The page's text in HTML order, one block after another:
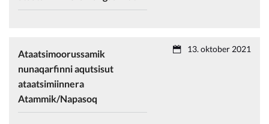
Ataatsimoorussamik
nunaqarfinni aqutsisut
ataatsimiinnera
Atammik/Napasoq
13. oktober 2021